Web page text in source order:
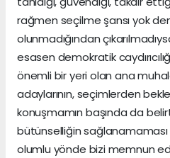
rağmen seçilme şansı yok
olunmadığından
esasen demokratik
önemli bir yeri olan ana
adaylarının, seçimlerden
konuşmamın başında da
bütünselliğin
olumlu yönde bizi memnun